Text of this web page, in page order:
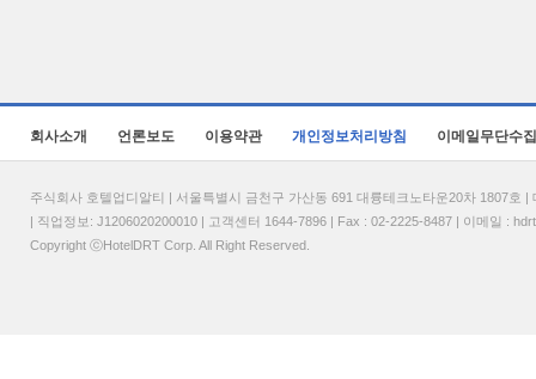
회사소개 언론보도 이용약관 개인정보처리방침 이메일무단수
주식회사 호텔업디알티 | 서울특별시 금천구 가산동 691 대륭테크노타운20차 1807
| 직업정보: J1206020200010 | 고객센터 1644-7896 | Fax : 02-2225-8487 | 이메일 :
Copyright ⓒHotelDRT Corp. All Right Reserved.